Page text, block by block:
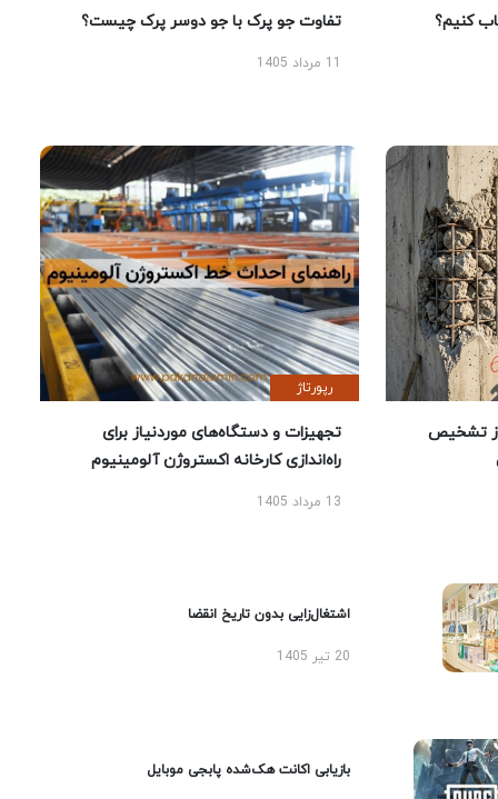
کنیم؟ تفاوت جو پرک با جو دوسر پرک چیست؟
تشخیص
رپورتاژ
تجهیزات و دستگاه‌های موردنیاز برای
راه‌اندازی کارخانه اکستروژن آلومینیوم
13 مرداد 1405
اشتغال‌زایی بدون تاریخ انقضا
20 تیر 1405
بازیابی اکانت هک‌شده پابجی موبایل